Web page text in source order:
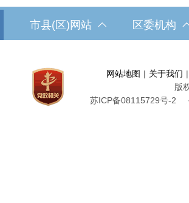
市县(区)网站 区委机构
网站地图 | 关于我们 |
版
苏ICP备08115729号-2